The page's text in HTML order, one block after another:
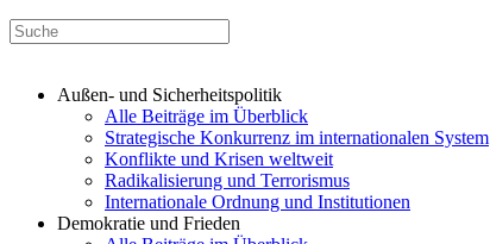
Außen- und Sicherheitspolitik
Alle Beiträge im Überblick
Strategische Konkurrenz im internationalen System
Konflikte und Krisen weltweit
Radikalisierung und Terrorismus
Internationale Ordnung und Institutionen
Demokratie und Frieden